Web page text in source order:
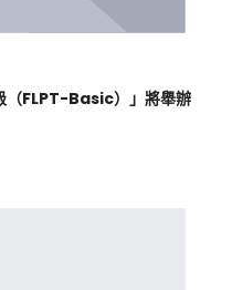
（FLPT-Basic）」將舉辦